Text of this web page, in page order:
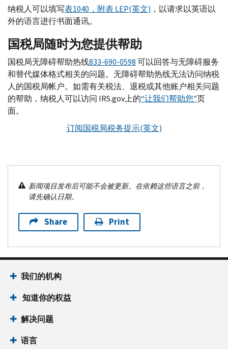
纳税人可以填写表1040，附表 LEP(英文) ，以请求以英语以
外的语言进行书面通讯。
国税局随时为您提供帮助
国税局无障碍帮助热线833-690-0598可以回答与无障碍服务
和替代媒体格式相关的问题。无障碍帮助热线无法访问纳税
人的国税局帐户。如需有关税法、退税或其他账户相关问题
的帮助，纳税人可以访问 IRS.gov上的“让我们帮助您”页
面。
订阅国税局税务提示(英文)
新闻项目发布后可能不会被更新。在依赖这些语言之前，
请先确认日期。
Share Print
我们的机构
知道你的权益
解决问题
语言